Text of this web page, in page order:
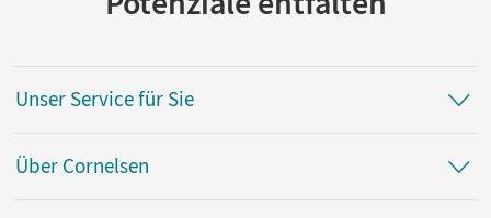
Unser Service für Sie
Über Cornelsen